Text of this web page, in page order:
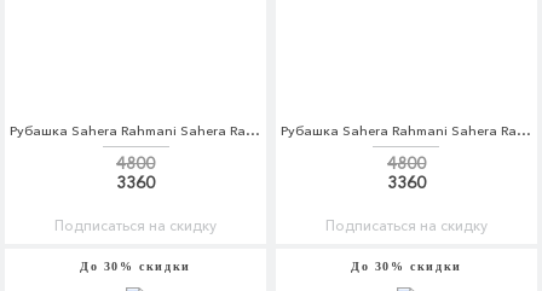
Рубашка Sahera Rahmani Sahera Rahmani MP002XM0YDP0
4800
3360
Подписаться на скидку
Рубашка Sahera Rahmani Sahera Rahmani MP002XM0YDP5
4800
3360
Подписаться на скидку
До 30% скидки До 30% скидки